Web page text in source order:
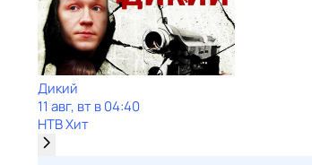
Дикий
11 авг, вт в 04:40
НТВ Хит